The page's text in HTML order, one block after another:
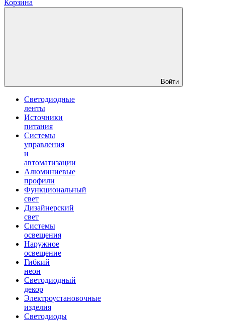
Корзина
Войти
Светодиодные
ленты
Источники
питания
Системы
управления
и
автоматизации
Алюминиевые
профили
Функциональный
свет
Дизайнерский
свет
Системы
освещения
Наружное
освещение
Гибкий
неон
Светодиодный
декор
Электроустановочные
изделия
Светодиоды